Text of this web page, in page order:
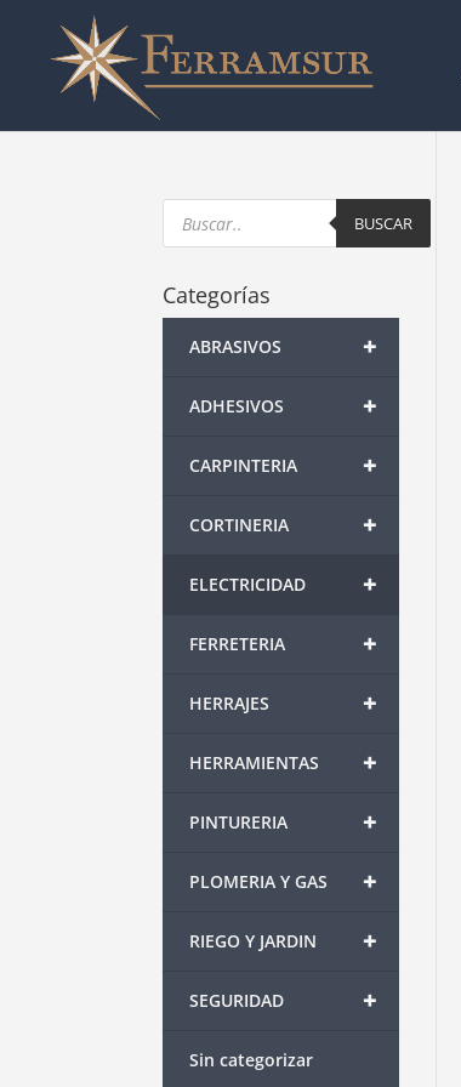
Products
search BUSCAR
Categorías
+
ABRASIVOS
+
ADHESIVOS
+
CARPINTERIA
+
CORTINERIA
+
ELECTRICIDAD
+
FERRETERIA
+
HERRAJES
+
HERRAMIENTAS
+
PINTURERIA
+
PLOMERIA Y GAS
+
RIEGO Y JARDIN
+
SEGURIDAD
Sin categorizar